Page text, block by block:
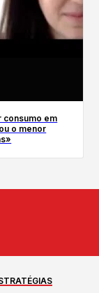
consumo em
o menor